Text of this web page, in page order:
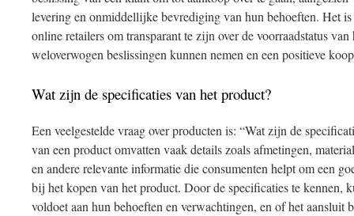
levering en onmiddellijke bevrediging van hun behoeften. Het
online retailers om transparant te zijn over de voorraadstatus
weloverwogen beslissingen kunnen nemen en een positieve
Wat zijn de specificaties van het product?
Een veelgestelde vraag over producten is: “Wat zijn de
van een product omvatten vaak details zoals afmetingen,
en andere relevante informatie die consumenten helpt om een
bij het kopen van het product. Door de specificaties te kennen,
voldoet aan hun behoeften en verwachtingen, en of het